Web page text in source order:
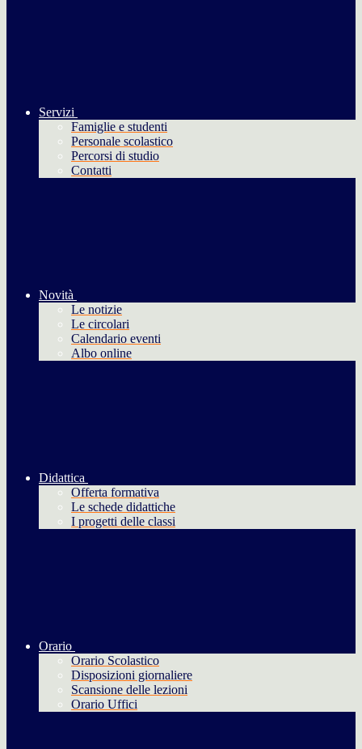
Servizi
Famiglie e studenti
Personale scolastico
Percorsi di studio
Contatti
Novità
Le notizie
Le circolari
Calendario eventi
Albo online
Didattica
Offerta formativa
Le schede didattiche
I progetti delle classi
Orario
Orario Scolastico
Disposizioni giornaliere
Scansione delle lezioni
Orario Uffici